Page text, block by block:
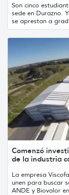
Son cinco
sede en Durazno.
se aprestan a
Comenzó
de la industria
La empresa
unen para buscar
ANDE y Biovalor